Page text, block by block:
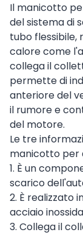
Il manicotto
del sistema di
tubo flessibile,
calore come
collega il
permette di
anteriore del
il rumore e
del motore.
Le tre
manicotto per
1. È un
scarico
2. È realizzato
acciaio
3. Collega il